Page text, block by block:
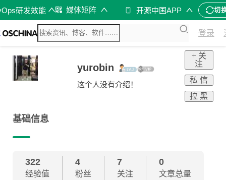
研发效能 媒体矩阵 开源中国APP 切
登录
yurobin
这个人没有介绍！
+ 关
注
私 信
拉 黑
基础信息
322
经验值
4
粉丝
7
关注
0
文章总量